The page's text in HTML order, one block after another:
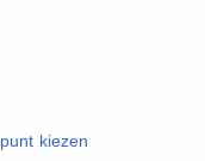
kiezen